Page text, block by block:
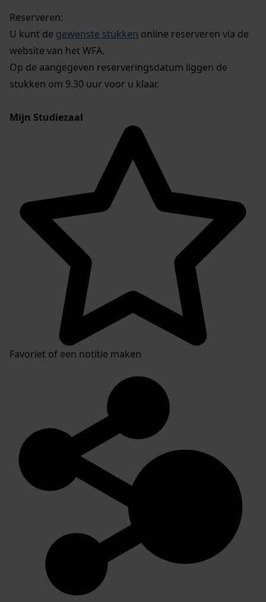
Reserveren:
U kunt de gewenste stukken online reserveren via de
website van het WFA.
Op de aangegeven reserveringsdatum liggen de
stukken om 9.30 uur voor u klaar.
Mijn Studiezaal
Favoriet of een notitie maken